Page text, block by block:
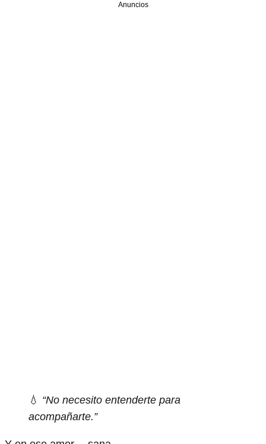
Anuncios
💧 “No necesito entenderte para
acompañarte.”